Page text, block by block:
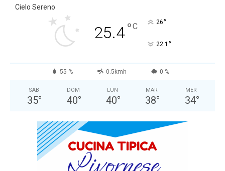
Cielo Sereno
25.4°C 26°
22.1 °
55 % 0.5kmh 0 %
SAB
35°
DOM
40°
LUN
40°
MAR
38°
MER
34°